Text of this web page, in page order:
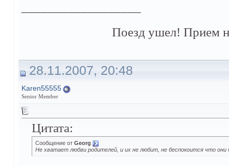
Поезд ушел! Прием
28.11.2007, 20:48
Karen55555
Senior Member
Цитата:
Сообщение от Georg
Не хватает любви родителей, и их не любит, не беспокоится что